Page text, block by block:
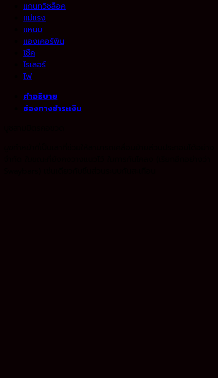
แกนทวิชล็อค
แม่แรง
แหนบ
แองเคอร์พิน
โช๊ค
โรเลอร์
ไฟ
คำอธิบาย
ช่องทางชำระเงิน